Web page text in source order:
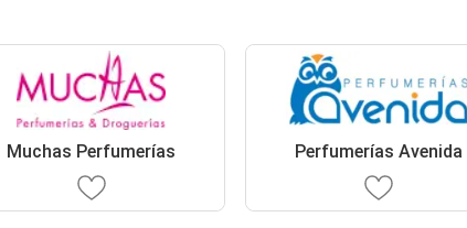
Muchas Perfumerías Perfumerías Avenida